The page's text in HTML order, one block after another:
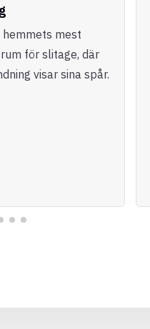
mest
för slitage, där
visar sina spår.